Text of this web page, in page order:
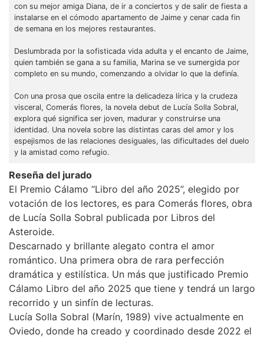
con su mejor amiga Diana, de ir a conciertos y de salir de fiesta a
instalarse en el cómodo apartamento de Jaime y cenar cada fin
de semana en los mejores restaurantes.
Deslumbrada por la sofisticada vida adulta y el encanto de Jaime,
quien también se gana a su familia, Marina se ve sumergida por
completo en su mundo, comenzando a olvidar lo que la definía.
Con una prosa que oscila entre la delicadeza lírica y la crudeza
visceral, Comerás flores, la novela debut de Lucía Solla Sobral,
explora qué significa ser joven, madurar y construirse una
identidad. Una novela sobre las distintas caras del amor y los
espejismos de las relaciones desiguales, las dificultades del duelo
y la amistad como refugio.
Reseña del jurado
El Premio Cálamo “Libro del año 2025”, elegido por
votación de los lectores, es para Comerás flores, obra
de Lucía Solla Sobral publicada por Libros del
Asteroide.
Descarnado y brillante alegato contra el amor
romántico. Una primera obra de rara perfección
dramática y estilística. Un más que justificado Premio
Cálamo Libro del año 2025 que tiene y tendrá un largo
recorrido y un sinfín de lecturas.
Lucía Solla Sobral (Marín, 1989) vive actualmente en
Oviedo, donde ha creado y coordinado desde 2022 el